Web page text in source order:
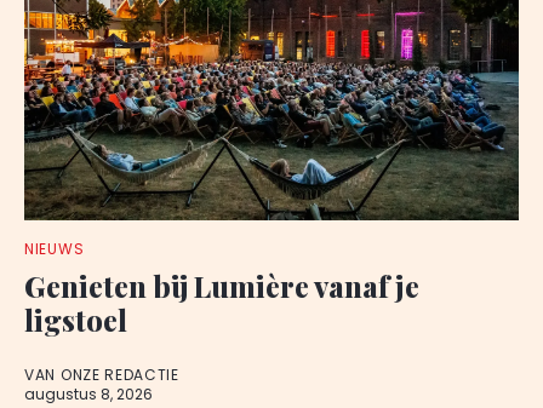
NIEUWS
Genieten bij Lumière vanaf je
ligstoel
VAN ONZE REDACTIE
augustus 8, 2026